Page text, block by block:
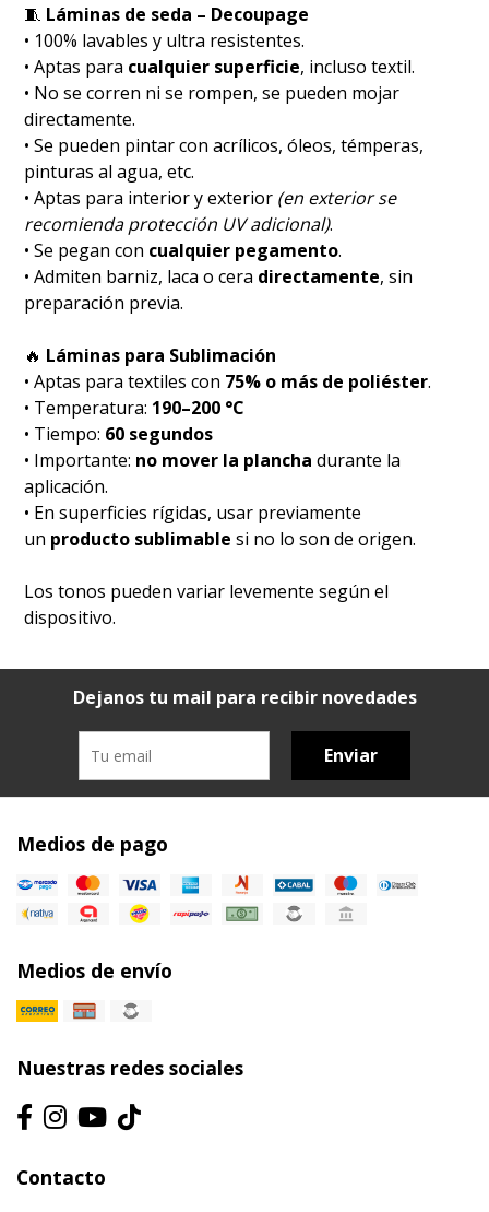
🧵 Láminas de seda – Decoupage
• 100% lavables y ultra resistentes.
• Aptas para cualquier superficie, incluso textil.
• No se corren ni se rompen, se pueden mojar
directamente.
• Se pueden pintar con acrílicos, óleos, témperas,
pinturas al agua, etc.
• Aptas para interior y exterior (en exterior se
recomienda protección UV adicional).
• Se pegan con cualquier pegamento.
• Admiten barniz, laca o cera directamente, sin
preparación previa.
🔥 Láminas para Sublimación
• Aptas para textiles con 75% o más de poliéster.
• Temperatura: 190–200 °C
• Tiempo: 60 segundos
• Importante: no mover la plancha durante la
aplicación.
• En superficies rígidas, usar previamente
un producto sublimable si no lo son de origen.
Los tonos pueden variar levemente según el
dispositivo.
Dejanos tu mail para recibir novedades
Enviar
Medios de pago
Medios de envío
Nuestras redes sociales
Contacto